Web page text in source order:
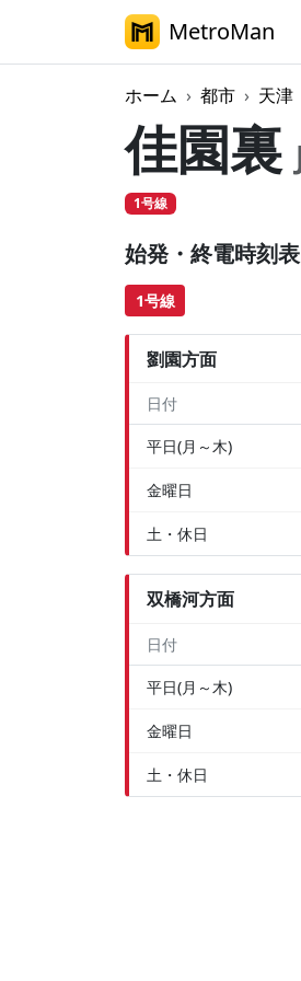
MetroMan
ホーム 都市 天津
佳園裏
1号線
始発・終電時刻表
1号線
劉園方面
日付
平日(月～木)
金曜日
土・休日
双橋河方面
日付
平日(月～木)
金曜日
土・休日